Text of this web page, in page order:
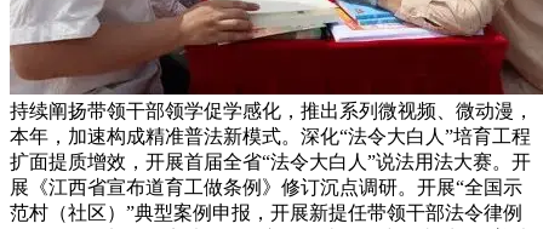
持续阐扬带领干部领学促学感化，推出系列微视频、微动漫，
本年，加速构成精准普法新模式。深化“法令大白人”培育工程
扩面提质增效，开展首届全省“法令大白人”说法用法大赛。开
展《江西省宣布道育工做条例》修订沉点调研。开展“全国示
范村（社区）”典型案例申报，开展新提任带领干部法令律例